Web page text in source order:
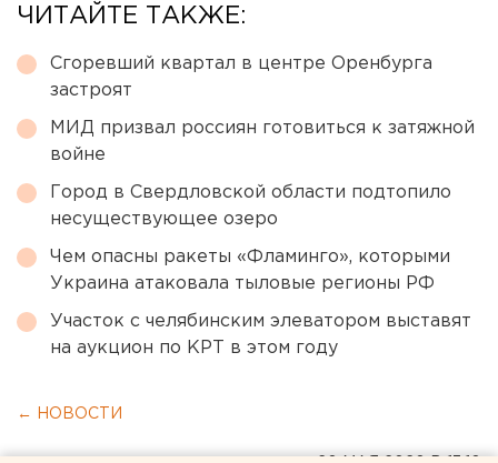
ЧИТАЙТЕ ТАКЖЕ:
Сгоревший квартал в центре Оренбурга
застроят
МИД призвал россиян готовиться к затяжной
войне
Город в Свердловской области подтопило
несуществующее озеро
Чем опасны ракеты «Фламинго», которыми
Украина атаковала тыловые регионы РФ
Участок с челябинским элеватором выставят
на аукцион по КРТ в этом году
← НОВОСТИ